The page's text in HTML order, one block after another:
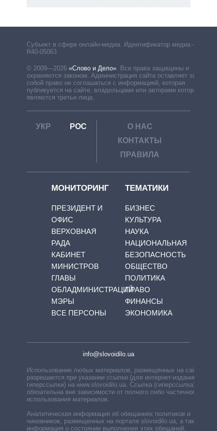
Субъект в сфере онлайн-медиа. Идентификатор медиа –
R40-05063
© 2009—2026 «Слово и Дело». Все права защищены и
охраняются законом. Администрация сайта оставляет за
собой право не соглашаться с информацией, которая
публикуется на сайте, владельцами или авторами которой
являются третьи лица.
УКР РОС
О НАС
КОНТАКТЫ
ПРАВИЛА
МОНИТОРИНГ
ПРЕЗИДЕНТ И
ОФИС
ВЕРХОВНАЯ
РАДА
КАБИНЕТ
МИНИСТРОВ
ГЛАВЫ
ОБЛАДМИНИСТРАЦИЙ
МЭРЫ
ВСЕ ПЕРСОНЫ
ТЕМАТИКИ
БИЗНЕС
КУЛЬТУРА
НАУКА
НАЦИОНАЛЬНАЯ
БЕЗОПАСНОСТЬ
ОБЩЕСТВО
ПОЛИТИКА
ПРАВО
ФИНАНСЫ
ЭКОНОМИКА
info@slovoidilo.ua
Использование любых материалов, размещённых на сайте,
разрешается при указании ссылки (для интернет-изданий —
гиперссылки) на www.slovoidilo.ua. Ссылка (гиперссылка)
обязательна вне зависимости от полного либо частичного
использования материалов.
Аналитическая информация об обещаниях политиков и
чиновников, размещенных на портале slovoidilo.ua, а также
информация о состоянии выполнения этих обещаний,